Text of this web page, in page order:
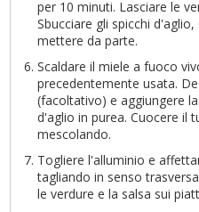
per 10 minuti. Lasciare le
Sbucciare gli spicchi
mettere da parte.
Scaldare il miele a fuoco
precedentemente usata.
(facoltativo) e aggiungere
d'aglio in purea. Cuocere il
mescolando.
Togliere l'alluminio e
tagliando in senso
le verdure e la salsa sui